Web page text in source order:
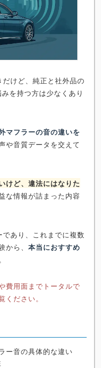
だけど、純正と社外品の
を持つ方は少なくあり
マフラーの音の違いを
や音質データを交えて
けど、違法にはなりた
な情報が詰まった内容
あり、これまでに複数
ら、 本当におすすめ
費用面までトータルで
ださい。
ー音の具体的な違い